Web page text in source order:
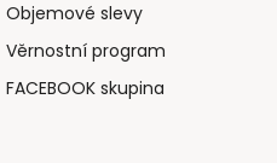
Objemové slevy
Věrnostní program
FACEBOOK skupina